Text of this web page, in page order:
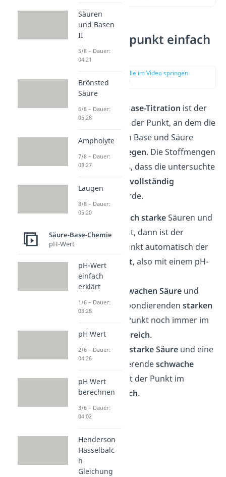
Äquivalenzpunkt einfach
erklärt
zur Stelle im Video springen
(00:08)
Bei einerSäure-Base-Titration ist der
Äquivalenzpunkt der Punkt, an dem die
Stoffmengen von Base und Säure
äquivalent
vorliegen. Die Stoffmengen
sind also so groß, dass die untersuchte
Säure oder Basevollständig
neutralisiert
wurde.
Wenn du
gleich starkeSäuren und
Basentitrierst, dann ist der
Äquivalenzpunkt automatisch der
Neutralpunkt, also mit einem pH-
Wert von 7.
Bei einer
schwachen Säure und
einer korrespondierendenstarken
ist der Punkt noch immer im
basischen Bereich.
Hast du eine starke Säure und eine
korrespondierendeschwache
Base, dann ist der Punkt im
sauren Bereich.
Säuren
und Basen
II
5/8 – Dauer:
04:21
Brönsted
Säure
6/8 – Dauer:
05:28
Ampholyte
7/8 – Dauer:
03:27
Laugen
8/8 – Dauer:
05:20
Säure-Base-Chemie
pH-Wert
pH-Wert
einfach
erklärt
1/6 – Dauer:
03:28
pH Wert
2/6 – Dauer:
04:26
pH Wert
berechnen
3/6 – Dauer:
04:02
Henderson
Hasselbalc
h
Gleichung